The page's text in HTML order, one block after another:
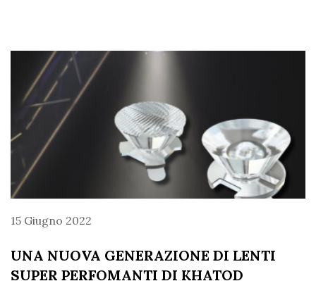
15 Giugno 2022
UNA NUOVA GENERAZIONE DI LENTI
SUPER PERFOMANTI DI KHATOD